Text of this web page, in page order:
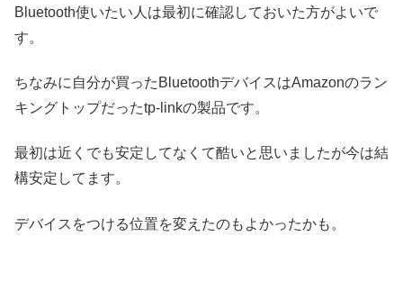
Bluetooth使いたい人は最初に確認しておいた方がよいで
す。
ちなみに自分が買ったBluetoothデバイスはAmazonのラン
キングトップだったtp-linkの製品です。
最初は近くでも安定してなくて酷いと思いましたが今は結
構安定してます。
デバイスをつける位置を変えたのもよかったかも。